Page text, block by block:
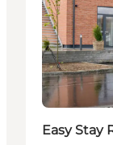
Easy Stay